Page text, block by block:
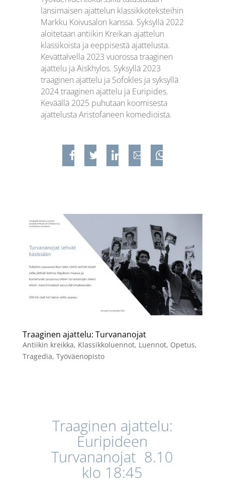
länsimaisen ajattelun klassikkoteksteihin
Markku Koivusalon kanssa. Syksyllä 2022
aloitetaan antiikin Kreikan ajattelun
klassikoista ja eeppisestä ajattelusta.
Kevättalvella 2023 vuorossa traaginen
ajattelu ja Aiskhylos. Syksyllä 2023
traaginen ajattelu ja Sofokles ja syksyllä
2024 traaginen ajattelu ja Euripides.
Keväällä 2025 puhutaan koomisesta
ajattelusta Aristofaneen komedioista.
Jaa Facebookissa
Jaa TwitterissaJaa LinkedinissäJaa sähköpostilla
Traaginen ajattelu: Turvananojat
Antiikin kreikka, Klassikkoluennot, Luennot, Opetus,
Tragedia, Työväenopisto
Traaginen ajattelu:
Euripideen
Turvananojat 8.10
klo 18:45